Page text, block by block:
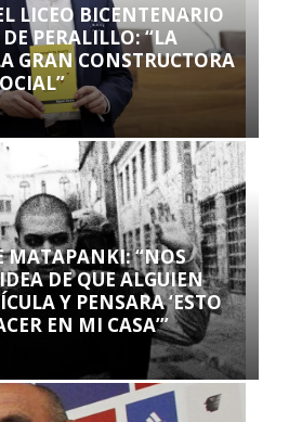
LICEO BICENTENARIO
PERALILLO: “LA
GRAN CONSTRUCTORA
MATAPANKI: “NOS
DE QUE ALGUIEN
Y PENSARA ‘ESTO
EN MI CASA’”